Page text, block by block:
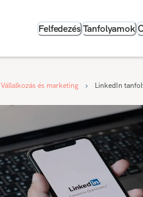
Felfedezés Tanfolyamok
Vállalkozás és marketing LinkedIn